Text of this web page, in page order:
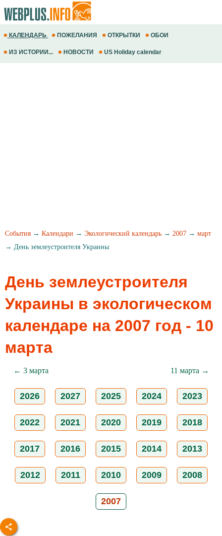
КАЛЕНДАРЬ ПОЖЕЛАНИЯ ОТКРЫТКИ ОБОИ
ИЗ ИСТОРИИ... НОВОСТИ US Holiday calendar
События → Календари → Экологический календарь → 2007 → март
→ День землеустроителя Украины
День землеустроителя
Украины в экологическом
календаре на 2007 год - 10
марта
← 3 марта 11 марта →
2026 2027 2025 2024 2023
2022 2021 2020 2019 2018
2017 2016 2015 2014 2013
2012 2011 2010 2009 2008
2007